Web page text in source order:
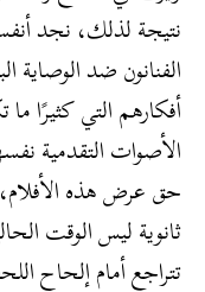
نتيجة لذلك، نجد
الفنانون ضد الوصاية
أفكارهم التي كثيرًا
الأصوات التقدمية
حق عرض هذه
ثانوية ليس الوقت
تتراجع أمام إلحاح